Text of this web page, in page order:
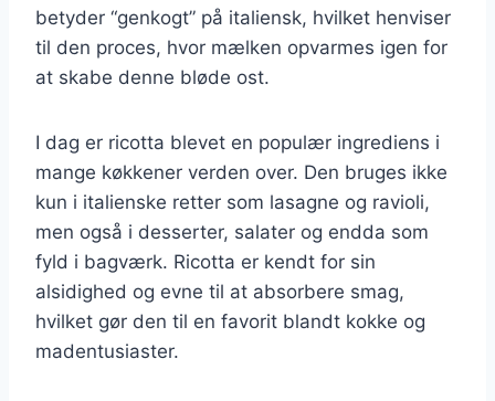
betyder “genkogt” på italiensk, hvilket henviser
til den proces, hvor mælken opvarmes igen for
at skabe denne bløde ost.
I dag er ricotta blevet en populær ingrediens i
mange køkkener verden over. Den bruges ikke
kun i italienske retter som lasagne og ravioli,
men også i desserter, salater og endda som
fyld i bagværk. Ricotta er kendt for sin
alsidighed og evne til at absorbere smag,
hvilket gør den til en favorit blandt kokke og
madentusiaster.